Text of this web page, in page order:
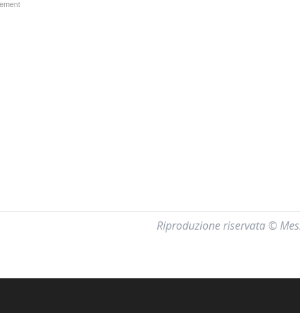
Riproduzione riservata ©